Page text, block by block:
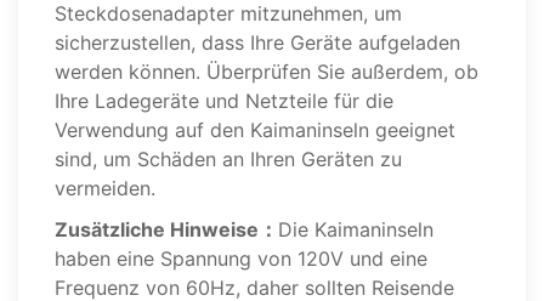
Steckdosenadapter mitzunehmen, um
sicherzustellen, dass Ihre Geräte aufgeladen
werden können. Überprüfen Sie außerdem, ob
Ihre Ladegeräte und Netzteile für die
Verwendung auf den Kaimaninseln geeignet
sind, um Schäden an Ihren Geräten zu
vermeiden.
Zusätzliche Hinweise： Die Kaimaninseln
haben eine Spannung von 120V und eine
Frequenz von 60Hz, daher sollten Reisende